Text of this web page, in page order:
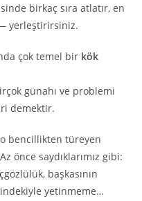
birkaç sıra atlatır, en
yerleştirirsiniz.
çok temel bir kök
günahı ve problemi
demektir.
o bencillikten türeyen
önce saydıklarımız gibi:
başkasının
yetinmeme…